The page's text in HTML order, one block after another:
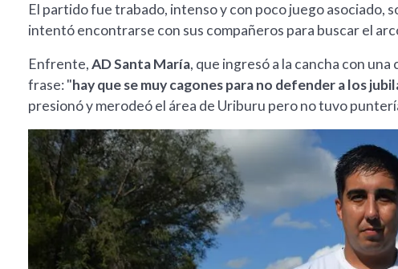
El partido fue trabado, intenso y con poco juego asociado,
intentó encontrarse con sus compañeros para buscar el
Enfrente,AD Santa María, que ingresó a la cancha con una
frase: "hay que se muy cagones para no defender a los
presionó y merodeó el área de Uriburu pero no tuvo